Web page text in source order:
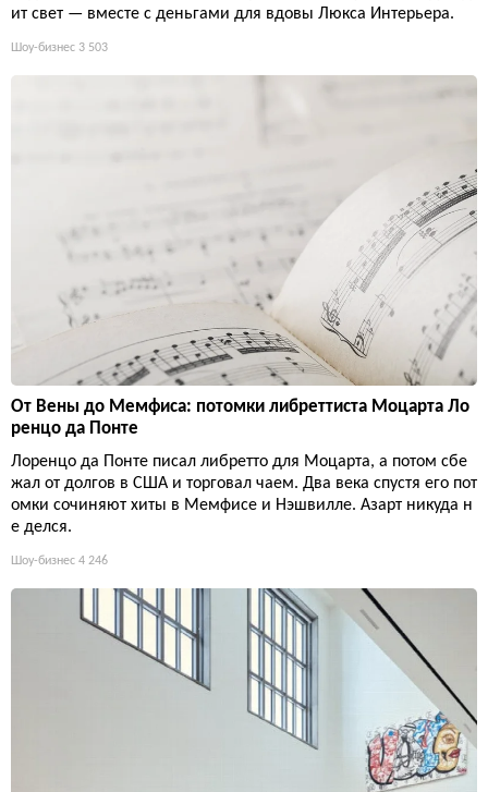
ит свет — вместе с деньгами для вдовы Люкса Интерьера.
Шоу-бизнес 3 503
От Вены до Мемфиса: потомки либреттиста Моцарта Ло
ренцо да Понте
Лоренцо да Понте писал либретто для Моцарта, а потом сбе
жал от долгов в США и торговал чаем. Два века спустя его пот
омки сочиняют хиты в Мемфисе и Нэшвилле. Азарт никуда н
е делся.
Шоу-бизнес 4 246